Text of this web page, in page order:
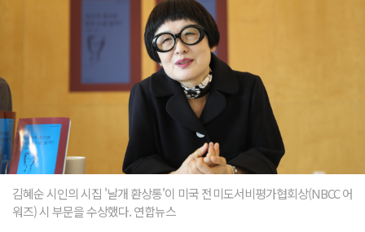
김혜순 시인의 시집 '날개 환상통'이 미국 전미도서비평가협회상(NBCC 어
워즈) 시 부문을 수상했다. 연합뉴스